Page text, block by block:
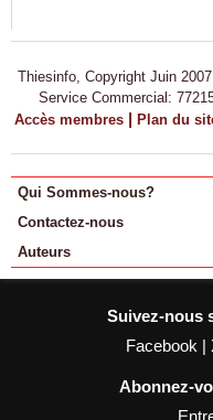
Thiesinfo, Copyright Juin
Service Commercial:
Accès membres | Plan du
Qui Sommes-nous?
Contactez-nous
Auteurs
Suivez-nous
Facebook |
Abonnez-